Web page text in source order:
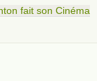
fait son Cinéma